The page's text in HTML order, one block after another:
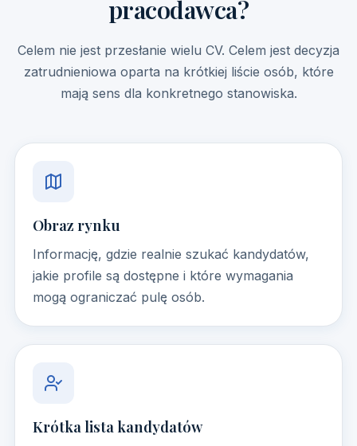
pracodawca?
Celem nie jest przesłanie wielu CV. Celem jest decyzja
zatrudnieniowa oparta na krótkiej liście osób, które
mają sens dla konkretnego stanowiska.
Obraz rynku
Informację, gdzie realnie szukać kandydatów,
jakie profile są dostępne i które wymagania
mogą ograniczać pulę osób.
Krótka lista kandydatów